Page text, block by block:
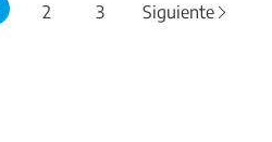
2 3 Siguiente